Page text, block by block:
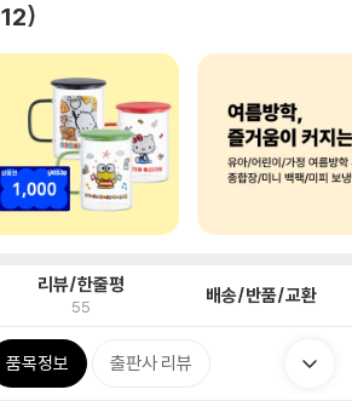
12
리뷰/한줄평
55 배송/반품/교환
품목정보 출판사 리뷰